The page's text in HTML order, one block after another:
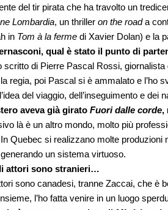
del tir pirata che ha travolto un
Lombardia, un thriller on the roada
in Tom à la ferme di Xavier Dolan) e la
qual è stato il punto di
scritto di Pierre Pascal Rossi,
regia, poi Pascal si è ammalato e l’ho
del viaggio, dell’inseguimento e dei
aveva già girato Fuori dalle corde,
là è un altro mondo, molto più
Quebec si realizzano molte
un sistema virtuoso.
attori sono stranieri…
sono canadesi, tranne Zaccai, che è
l’ho fatta venire in un luogo